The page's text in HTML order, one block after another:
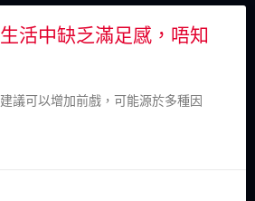
活中缺乏滿足感，唔知
議可以增加前戲，可能源於多種因